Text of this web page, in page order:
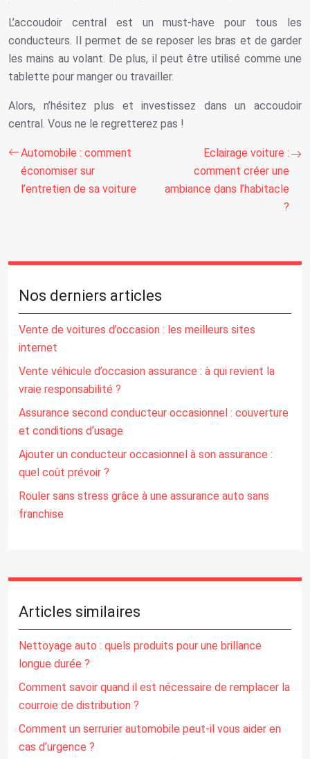
L’accoudoir central est un must-have pour tous les
conducteurs. Il permet de se reposer les bras et de garder
les mains au volant. De plus, il peut être utilisé comme une
tablette pour manger ou travailler.
Alors, n’hésitez plus et investissez dans un accoudoir
central. Vous ne le regretterez pas !
Automobile : comment
économiser sur
l’entretien de sa voiture
Eclairage voiture :
comment créer une
ambiance dans l’habitacle
?
Nos derniers articles
Vente de voitures d’occasion : les meilleurs sites
internet
Vente véhicule d’occasion assurance : à qui revient la
vraie responsabilité ?
Assurance second conducteur occasionnel : couverture
et conditions d’usage
Ajouter un conducteur occasionnel à son assurance :
quel coût prévoir ?
Rouler sans stress grâce à une assurance auto sans
franchise
Articles similaires
Nettoyage auto : quels produits pour une brillance
longue durée ?
Comment savoir quand il est nécessaire de remplacer la
courroie de distribution ?
Comment un serrurier automobile peut-il vous aider en
cas d’urgence ?